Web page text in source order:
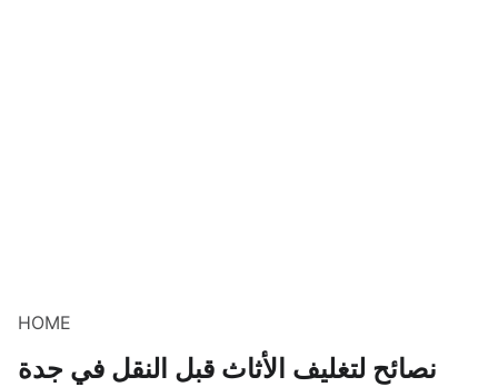
HOME
نصائح لتغليف الأثاث قبل النقل في جدة